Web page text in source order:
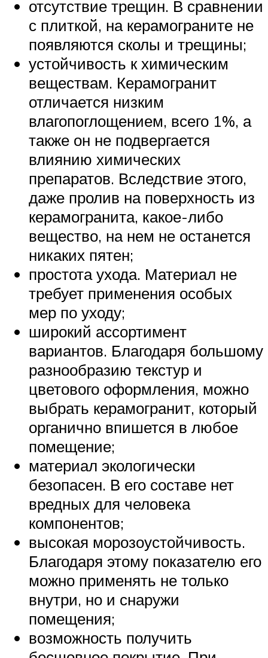
отсутствие трещин. В сравнении
с плиткой, на керамограните не
появляются сколы и трещины;
устойчивость к химическим
веществам. Керамогранит
отличается низким
влагопоглощением, всего 1%, а
также он не подвергается
влиянию химических
препаратов. Вследствие этого,
даже пролив на поверхность из
керамогранита, какое-либо
вещество, на нем не останется
никаких пятен;
простота ухода. Материал не
требует применения особых
мер по уходу;
широкий ассортимент
вариантов. Благодаря большому
разнообразию текстур и
цветового оформления, можно
выбрать керамогранит, который
органично впишется в любое
помещение;
материал экологически
безопасен. В его составе нет
вредных для человека
компонентов;
высокая морозоустойчивость.
Благодаря этому показателю его
можно применять не только
внутри, но и снаружи
помещения;
возможность получить